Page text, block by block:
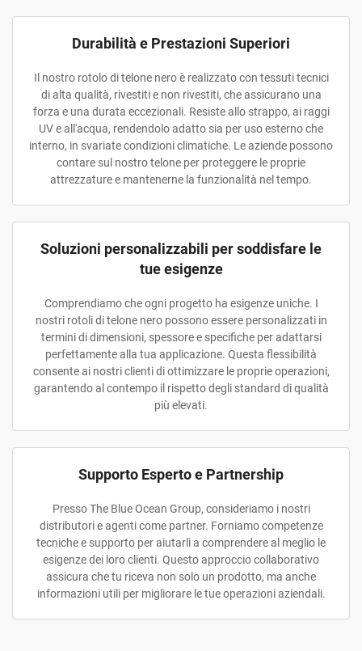
Durabilità e Prestazioni Superiori
Il nostro rotolo di telone nero è realizzato con tessuti tecnici
di alta qualità, rivestiti e non rivestiti, che assicurano una
forza e una durata eccezionali. Resiste allo strappo, ai raggi
UV e all'acqua, rendendolo adatto sia per uso esterno che
interno, in svariate condizioni climatiche. Le aziende possono
contare sul nostro telone per proteggere le proprie
attrezzature e mantenerne la funzionalità nel tempo.
Soluzioni personalizzabili per soddisfare le
tue esigenze
Comprendiamo che ogni progetto ha esigenze uniche. I
nostri rotoli di telone nero possono essere personalizzati in
termini di dimensioni, spessore e specifiche per adattarsi
perfettamente alla tua applicazione. Questa flessibilità
consente ai nostri clienti di ottimizzare le proprie operazioni,
garantendo al contempo il rispetto degli standard di qualità
più elevati.
Supporto Esperto e Partnership
Presso The Blue Ocean Group, consideriamo i nostri
distributori e agenti come partner. Forniamo competenze
tecniche e supporto per aiutarli a comprendere al meglio le
esigenze dei loro clienti. Questo approccio collaborativo
assicura che tu riceva non solo un prodotto, ma anche
informazioni utili per migliorare le tue operazioni aziendali.